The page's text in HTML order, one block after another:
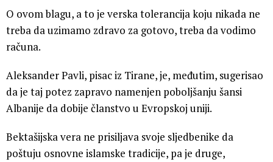
O ovom blagu, a to je verska tolerancija koju nikada ne
treba da uzimamo zdravo za gotovo, treba da vodimo
računa.
Aleksander Pavli, pisac iz Tirane, je, međutim, sugerisao
da je taj potez zapravo namenjen poboljšanju šansi
Albanije da dobije članstvo u Evropskoj uniji.
Bektašijska vera ne prisiljava svoje sljedbenike da
poštuju osnovne islamske tradicije, pa je druge,